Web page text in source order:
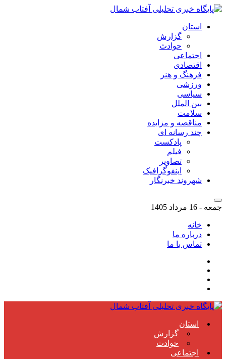
استان
گزارش
حوادث
اجتماعی
اقتصادی
فرهنگ و هنر
ورزشی
سیاسی
بین الملل
سلامت
مناقصه و مزایده
چند رسانه ای
پادکست
فیلم
تصاویر
اینفوگرافیک
شهروند خبرنگار
جمعه - 16 مرداد 1405
خانه
درباره ما
تماس با ما
استان
گزارش
حوادث
اجتماعی